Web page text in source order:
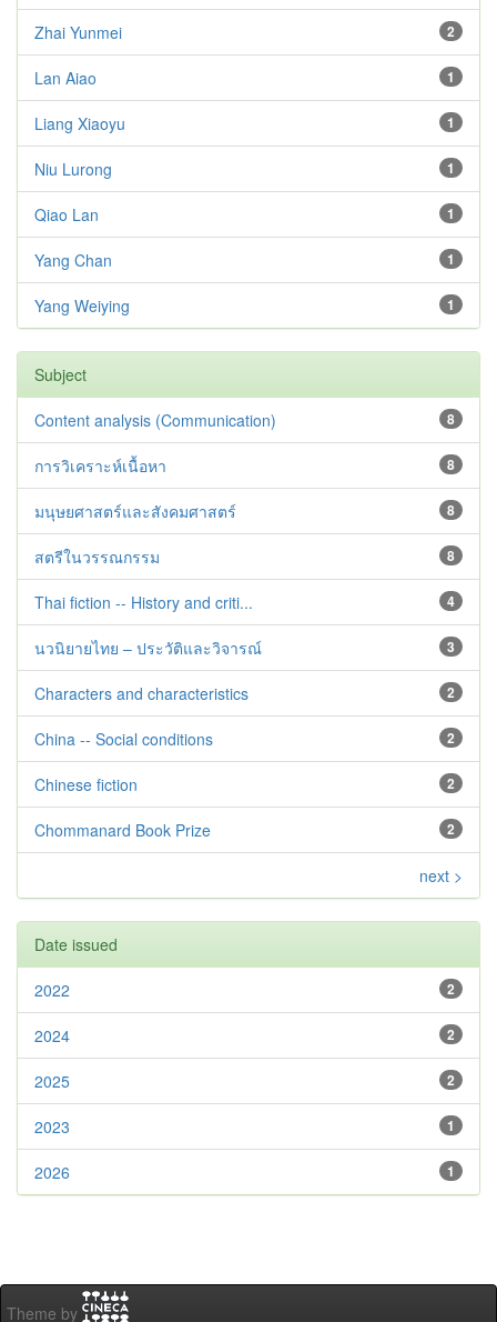
2
Zhai Yunmei
1
Lan Aiao
1
Liang Xiaoyu
1
Niu Lurong
1
Qiao Lan
1
Yang Chan
1
Yang Weiying
Subject
8
Content analysis (Communication)
8
การวิเคราะห์เนื้อหา
8
มนุษยศาสตร์และสังคมศาสตร์
8
สตรีในวรรณกรรม
4
Thai fiction -- History and criti...
3
นวนิยายไทย – ประวัติและวิจารณ์
2
Characters and characteristics
2
China -- Social conditions
2
Chinese fiction
2
Chommanard Book Prize
next >
Date issued
2
2022
2
2024
2
2025
1
2023
1
2026
Theme by